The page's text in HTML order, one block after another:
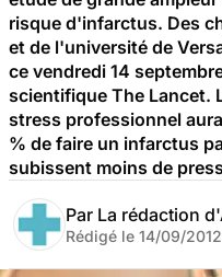
risque d'infarctus. Des
et de l'université de
ce vendredi 14
scientifique The Lancet.
stress professionnel
% de faire un infarctus
subissent moins de
Par La rédaction
Rédigé le 14/09/2012